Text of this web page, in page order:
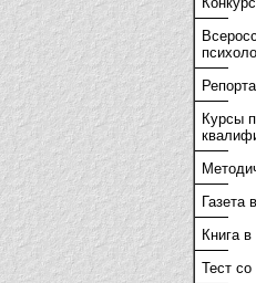
Курсы
Газета
Книга в
Тест со